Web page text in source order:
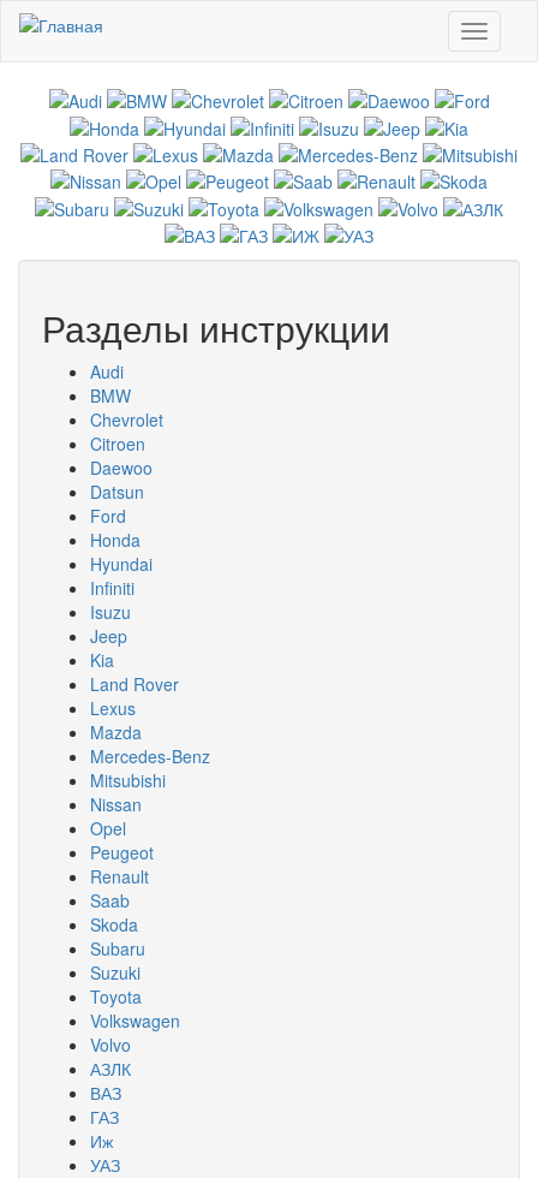
Перейти к основному содержанию
Toggle
Разделы инструкции
Audi
BMW
Chevrolet
Citroen
Daewoo
Datsun
Ford
Honda
Hyundai
Infiniti
Isuzu
Jeep
Kia
Land Rover
Lexus
Mazda
Mercedes-Benz
Mitsubishi
Nissan
Opel
Peugeot
Renault
Saab
Skoda
Subaru
Suzuki
Toyota
Volkswagen
Volvo
АЗЛК
ВАЗ
ГАЗ
Иж
УАЗ